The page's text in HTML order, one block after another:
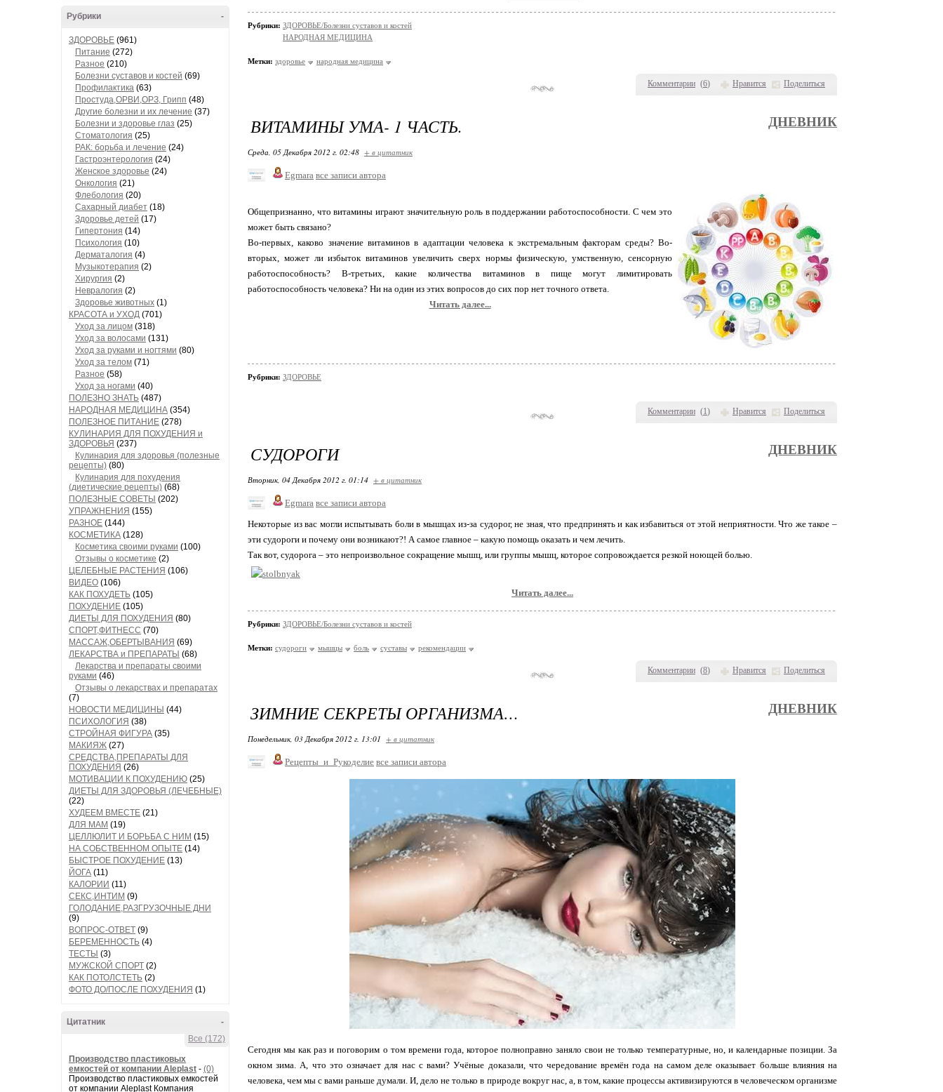
-
Рубрики
ЗДОРОВЬЕ (961)
Питание (272)
Разное (210)
Болезни суставов и костей (69)
Профилактика (63)
Простуда,ОРВИ,ОРЗ, Грипп (48)
Другие болезни и их лечение (37)
Болезни и здоровье глаз (25)
Стоматология (25)
РАК: борьба и лечение (24)
Гастроэнтерология (24)
Женское здоровье (24)
Онкология (21)
Флебология (20)
Сахарный диабет (18)
Здоровье детей (17)
Гипертония (14)
Психология (10)
Дерматалогия (4)
Музыкотерапия (2)
Хирургия (2)
Невралогия (2)
Здоровье животных (1)
КРАСОТА и УХОД (701)
Уход за лицом (318)
Уход за волосами (131)
Уход за руками и ногтями (80)
Уход за телом (71)
Разное (58)
Уход за ногами (40)
ПОЛЕЗНО ЗНАТЬ (487)
НАРОДНАЯ МЕДИЦИНА (354)
ПОЛЕЗНОЕ ПИТАНИЕ (278)
КУЛИНАРИЯ ДЛЯ ПОХУДЕНИЯ и
ЗДОРОВЬЯ (237)
Кулинария для здоровья (полезные
рецепты) (80)
Кулинария для похудения
(диетические рецепты) (68)
ПОЛЕЗНЫЕ СОВЕТЫ (202)
УПРАЖНЕНИЯ (155)
РАЗНОЕ (144)
КОСМЕТИКА (128)
Косметика своими руками (100)
Отзывы о косметике (2)
ЦЕЛЕБНЫЕ РАСТЕНИЯ (106)
ВИДЕО (106)
КАК ПОХУДЕТЬ (105)
ПОХУДЕНИЕ (105)
ДИЕТЫ ДЛЯ ПОХУДЕНИЯ (80)
СПОРТ,ФИТНЕСС (70)
МАССАЖ,ОБЕРТЫВАНИЯ (69)
ЛЕКАРСТВА и ПРЕПАРАТЫ (68)
Лекарства и препараты своими
руками (46)
Отзывы о лекарствах и препаратах
(7)
НОВОСТИ МЕДИЦИНЫ (44)
ПСИХОЛОГИЯ (38)
СТРОЙНАЯ ФИГУРА (35)
МАКИЯЖ (27)
СРЕДСТВА,ПРЕПАРАТЫ ДЛЯ
ПОХУДЕНИЯ (26)
МОТИВАЦИИ К ПОХУДЕНИЮ (25)
ДИЕТЫ ДЛЯ ЗДОРОВЬЯ (ЛЕЧЕБНЫЕ)
(22)
ХУДЕЕМ ВМЕСТЕ (21)
ДЛЯ МАМ (19)
ЦЕЛЛЮЛИТ И БОРЬБА С НИМ (15)
НА СОБСТВЕННОМ ОПЫТЕ (14)
БЫСТРОЕ ПОХУДЕНИЕ (13)
ЙОГА (11)
КАЛОРИИ (11)
СЕКС,ИНТИМ (9)
ГОЛОДАНИЕ,РАЗГРУЗОЧНЫЕ ДНИ
(9)
ВОПРОС-ОТВЕТ (9)
БЕРЕМЕННОСТЬ (4)
ТЕСТЫ (3)
МУЖСКОЙ СПОРТ (2)
КАК ПОТОЛСТЕТЬ (2)
ФОТО ДО/ПОСЛЕ ПОХУДЕНИЯ (1)
-
Цитатник
Все (172)
Производство пластиковых
емкостей от компании Aleplast - (0)
Производство пластиковых емкостей
от компании Aleplast Компания
Комментарии (6) Нравится Поделиться
Рубрики: ЗДОРОВЬЕ/Болезни суставов и костей
НАРОДНАЯ МЕДИЦИНА
Метки: здоровье народная медицина
Комментарии (1) Нравится Поделиться
ВИТАМИНЫ УМА- 1 ЧАСТЬ. ДНЕВНИК
Среда, 05 Декабря 2012 г. 02:48 + в цитатник
Egmara все записи автора
Общепризнанно, что витамины играют значительную роль в поддержании работоспособности. С чем это
может быть связано?
Во-первых, каково значение витаминов в адаптации человека к экстремальным факторам среды? Во-
вторых, может ли избыток витаминов увеличить сверх нормы физическую, умственную, сенсорную
работоспособность? В-третьих, какие количества витаминов в пище могут лимитировать
работоспособность человека? Ни на один из этих вопросов до сих пор нет точного ответа.
Читать далее...
Рубрики: ЗДОРОВЬЕ
Комментарии (8) Нравится Поделиться
СУДОРОГИ ДНЕВНИК
Вторник, 04 Декабря 2012 г. 01:14 + в цитатник
Egmara все записи автора
Некоторые из вас могли испытывать боли в мышцах из-за судорог, не зная, что предпринять и как избавиться от этой неприятности. Что же такое –
эти судороги и почему они возникают?! А самое главное – какую помощь оказать и чем лечить.
Так вот, судорога – это непроизвольное сокращение мышц, или группы мышц, которое сопровождается резкой ноющей болью.
Читать далее...
Рубрики: ЗДОРОВЬЕ/Болезни суставов и костей
Метки: судороги мышцы боль суставы рекомендации
ЗИМНИЕ СЕКРЕТЫ ОРГАНИЗМА… ДНЕВНИК
Понедельник, 03 Декабря 2012 г. 13:01 + в цитатник
Рецепты_и_Рукоделие все записи автора
Сегодня мы как раз и поговорим о том времени года, которое полноправно заняло свои не только температурные, но, и календарные позиции. За
окном зима. А, что это означает для нас с вами? Учёные доказали, что чередование времён года на самом деле оказывает больше влияния на
человека, чем мы с вами раньше думали. И, дело не только в природе вокруг нас, а, в том, какие процессы активизируются в человеческом организме